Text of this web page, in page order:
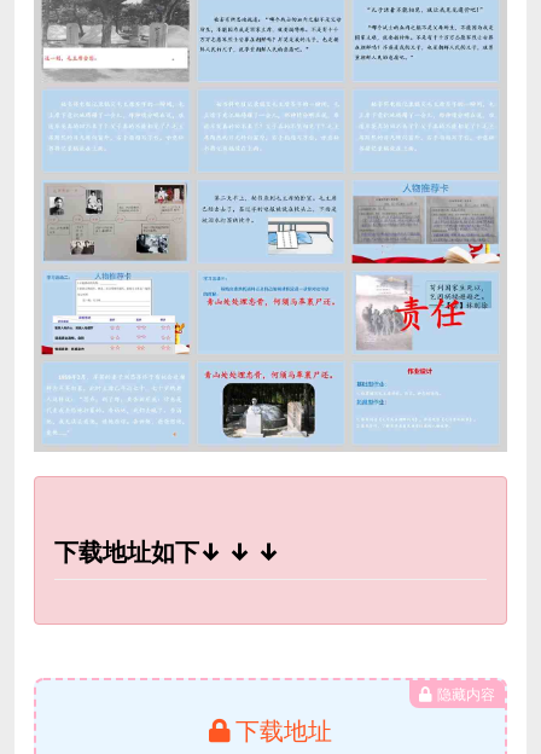
下载地址如下↓ ↓ ↓
隐藏内容
下载地址